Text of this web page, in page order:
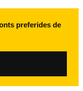
preferides de